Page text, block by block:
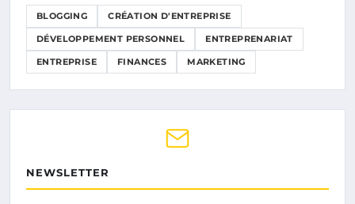
BLOGGING CRÉATION D'ENTREPRISE
DÉVELOPPEMENT PERSONNEL ENTREPRENARIAT
ENTREPRISE FINANCES MARKETING
NEWSLETTER